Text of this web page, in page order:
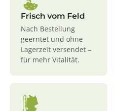
Frisch vom Feld
Nach Bestellung
geerntet und ohne
Lagerzeit versendet –
für mehr Vitalität.